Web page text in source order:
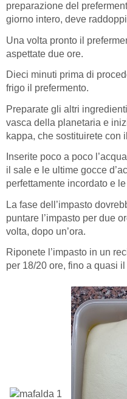
preparazione del
giorno intero, deve
Una volta pronto il
aspettate due ore.
Dieci minuti prima di
frigo il prefermento.
Preparate gli altri
vasca della planetaria e
kappa, che sostituirete con
Inserite poco a poco
il sale e le ultime gocce
perfettamente incordato e
La fase dell’impasto
puntare l’impasto per due
volta, dopo un’ora.
Riponete l’impasto in un
per 18/20 ore, fino a quasi